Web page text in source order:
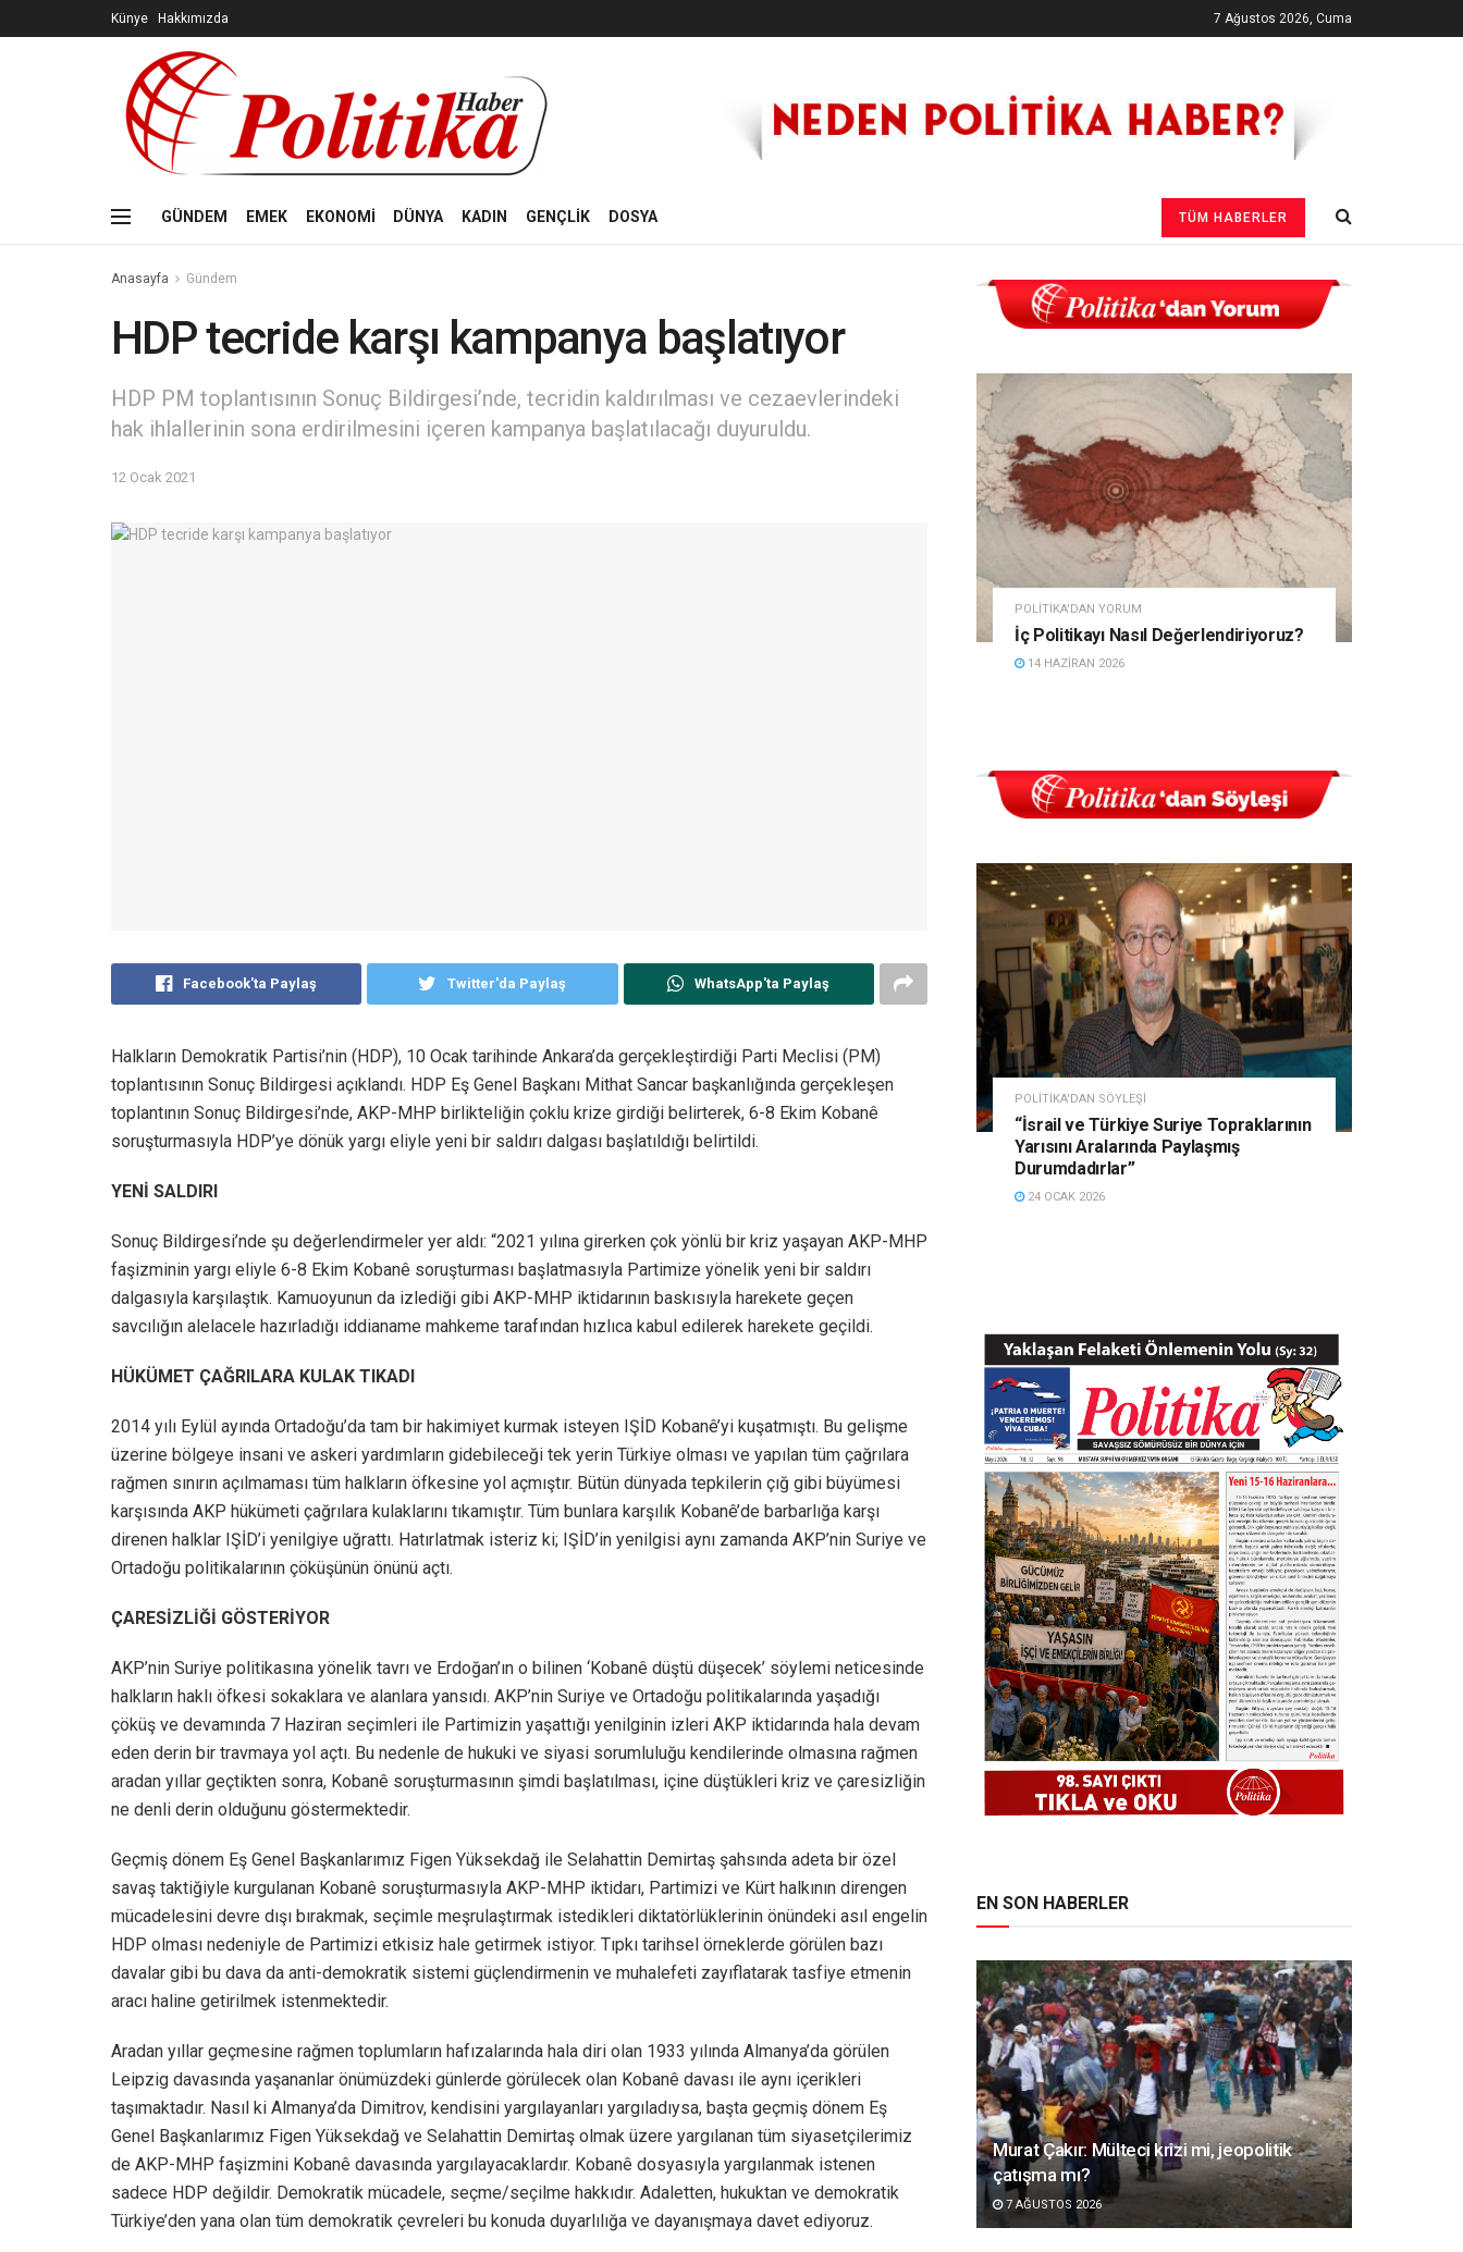
Künye Hakkımızda 7 Ağustos 2026, Cuma
GÜNDEM EMEK EKONOMİ DÜNYA KADIN GENÇLİK DOSYA TÜM HABERLER
Anasayfa Gündem
HDP tecride karşı kampanya başlatıyor
HDP PM toplantısının Sonuç Bildirgesi’nde, tecridin kaldırılması ve cezaevlerindeki
hak ihlallerinin sona erdirilmesini içeren kampanya başlatılacağı duyuruldu.
12 Ocak 2021
Facebook'ta Paylaş Twitter'da Paylaş WhatsApp'ta Paylaş
Halkların Demokratik Partisi’nin (HDP), 10 Ocak tarihinde Ankara’da gerçekleştirdiği Parti Meclisi (PM)
toplantısının Sonuç Bildirgesi açıklandı. HDP Eş Genel Başkanı Mithat Sancar başkanlığında gerçekleşen
toplantının Sonuç Bildirgesi’nde, AKP-MHP birlikteliğin çoklu krize girdiği belirterek, 6-8 Ekim Kobanê
soruşturmasıyla HDP’ye dönük yargı eliyle yeni bir saldırı dalgası başlatıldığı belirtildi.
YENİ SALDIRI
Sonuç Bildirgesi’nde şu değerlendirmeler yer aldı: “2021 yılına girerken çok yönlü bir kriz yaşayan AKP-MHP
faşizminin yargı eliyle 6-8 Ekim Kobanê soruşturması başlatmasıyla Partimize yönelik yeni bir saldırı
dalgasıyla karşılaştık. Kamuoyunun da izlediği gibi AKP-MHP iktidarının baskısıyla harekete geçen
savcılığın alelacele hazırladığı iddianame mahkeme tarafından hızlıca kabul edilerek harekete geçildi.
HÜKÜMET ÇAĞRILARA KULAK TIKADI
2014 yılı Eylül ayında Ortadoğu’da tam bir hakimiyet kurmak isteyen IŞİD Kobanê’yi kuşatmıştı. Bu gelişme
üzerine bölgeye insani ve askeri yardımların gidebileceği tek yerin Türkiye olması ve yapılan tüm çağrılara
rağmen sınırın açılmaması tüm halkların öfkesine yol açmıştır. Bütün dünyada tepkilerin çığ gibi büyümesi
karşısında AKP hükümeti çağrılara kulaklarını tıkamıştır. Tüm bunlara karşılık Kobanê’de barbarlığa karşı
direnen halklar IŞİD’i yenilgiye uğrattı. Hatırlatmak isteriz ki; IŞİD’in yenilgisi aynı zamanda AKP’nin Suriye ve
Ortadoğu politikalarının çöküşünün önünü açtı.
ÇARESİZLİĞİ GÖSTERİYOR
AKP’nin Suriye politikasına yönelik tavrı ve Erdoğan’ın o bilinen ‘Kobanê düştü düşecek’ söylemi neticesinde
halkların haklı öfkesi sokaklara ve alanlara yansıdı. AKP’nin Suriye ve Ortadoğu politikalarında yaşadığı
çöküş ve devamında 7 Haziran seçimleri ile Partimizin yaşattığı yenilginin izleri AKP iktidarında hala devam
eden derin bir travmaya yol açtı. Bu nedenle de hukuki ve siyasi sorumluluğu kendilerinde olmasına rağmen
aradan yıllar geçtikten sonra, Kobanê soruşturmasının şimdi başlatılması, içine düştükleri kriz ve çaresizliğin
ne denli derin olduğunu göstermektedir.
Geçmiş dönem Eş Genel Başkanlarımız Figen Yüksekdağ ile Selahattin Demirtaş şahsında adeta bir özel
savaş taktiğiyle kurgulanan Kobanê soruşturmasıyla AKP-MHP iktidarı, Partimizi ve Kürt halkının direngen
mücadelesini devre dışı bırakmak, seçimle meşrulaştırmak istedikleri diktatörlüklerinin önündeki asıl engelin
HDP olması nedeniyle de Partimizi etkisiz hale getirmek istiyor. Tıpkı tarihsel örneklerde görülen bazı
davalar gibi bu dava da anti-demokratik sistemi güçlendirmenin ve muhalefeti zayıflatarak tasfiye etmenin
aracı haline getirilmek istenmektedir.
Aradan yıllar geçmesine rağmen toplumların hafızalarında hala diri olan 1933 yılında Almanya’da görülen
Leipzig davasında yaşananlar önümüzdeki günlerde görülecek olan Kobanê davası ile aynı içerikleri
taşımaktadır. Nasıl ki Almanya’da Dimitrov, kendisini yargılayanları yargıladıysa, başta geçmiş dönem Eş
Genel Başkanlarımız Figen Yüksekdağ ve Selahattin Demirtaş olmak üzere yargılanan tüm siyasetçilerimiz
de AKP-MHP faşizmini Kobanê davasında yargılayacaklardır. Kobanê dosyasıyla yargılanmak istenen
sadece HDP değildir. Demokratik mücadele, seçme/seçilme hakkıdır. Adaletten, hukuktan ve demokratik
Türkiye’den yana olan tüm demokratik çevreleri bu konuda duyarlılığa ve dayanışmaya davet ediyoruz.
POLITIKA'DAN YORUM
İç Politikayı Nasıl Değerlendiriyoruz?
14 HAZIRAN 2026
POLITIKA'DAN SÖYLEŞI
“İsrail ve Türkiye Suriye Topraklarının
Yarısını Aralarında Paylaşmış
Durumdadırlar”
24 OCAK 2026
EN SON HABERLER
Murat Çakır: Mülteci krizi mi, jeopolitik
çatışma mı?
7 AĞUSTOS 2026